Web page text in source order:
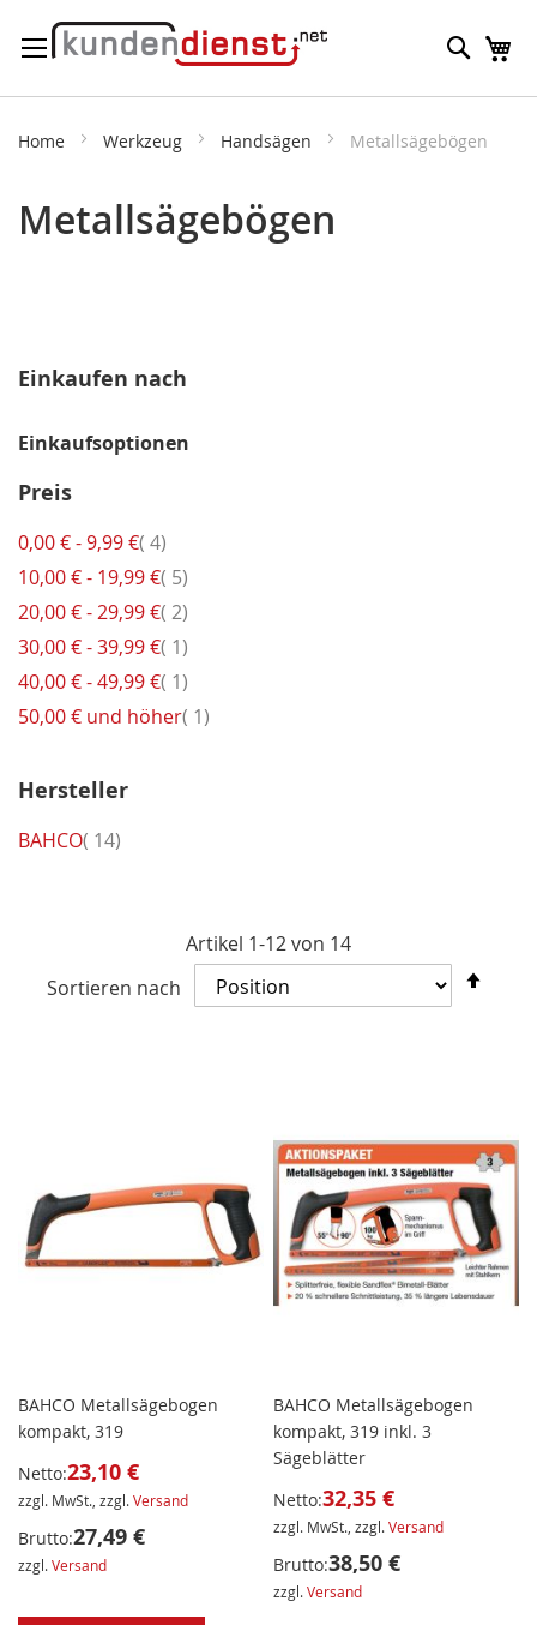
zum
Suche
Home Werkzeug Handsägen Metallsägebögen
Metallsägebögen
Artikel 1-12von 14
Sortieren nach
BAHCO Metallsägebogen
kompakt, 319
Netto:23,10 €
zzgl. MwSt., zzgl.Versand
Brutto:27,49 €
zzgl.Versand
BAHCO Metallsägebogen
kompakt, 319 inkl. 3
Sägeblätter
Netto:32,35 €
zzgl. MwSt., zzgl.Versand
Brutto:38,50 €
zzgl.Versand
Einkaufen nach
Einkaufsoptionen
Preis
0,00 €-9,99 € 4Artikel
10,00 €- 19,99 € 5Artikel
20,00 €-29,99 € 2Artikel
30,00 €-39,99 € 1Artikel
40,00 €-49,99 € 1Artikel
50,00 € und höher 1Artikel
Hersteller
BAHCO 14Artikel